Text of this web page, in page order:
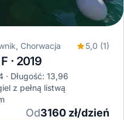
Chorwacja 5,0 (1)
· 2019
Długość: 13,96
z pełną listwą
Od3160 zł/dzień